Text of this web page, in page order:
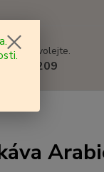
Zavolejte.
577 209